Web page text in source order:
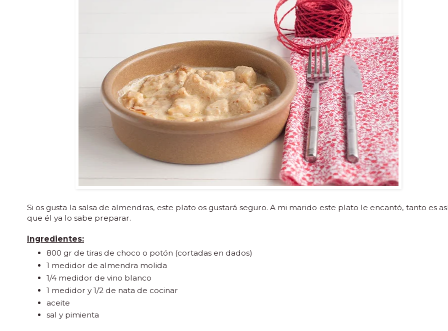
Si os gusta la salsa de almendras, este plato os gustará seguro. A mi marido este plato le encantó, tanto es
que él ya lo sabe preparar.
Ingredientes:
800 gr de tiras de choco o potón (cortadas en dados)
1 medidor de almendra molida
1/4 medidor de vino blanco
1 medidor y 1/2 de nata de cocinar
aceite
sal y pimienta